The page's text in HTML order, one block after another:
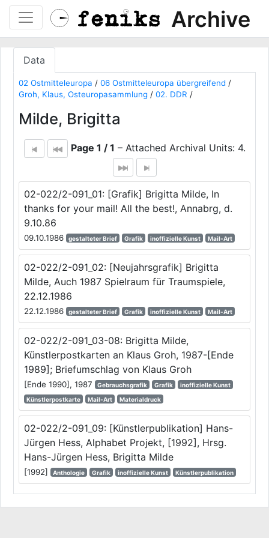
Archive
Data
02 Ostmitteleuropa / 06 Ostmitteleuropa übergreifend /
Groh, Klaus, Osteuropasammlung / 02. DDR /
Milde, Brigitta
Page 1 / 1 – Attached Archival Units: 4.
02-022/2-091_01: [Grafik] Brigitta Milde, In
thanks for your mail! All the best!, Annabrg, d.
9.10.86
09.10.1986 gestalteter Brief Grafik inoffizielle Kunst Mail-Art
02-022/2-091_02: [Neujahrsgrafik] Brigitta
Milde, Auch 1987 Spielraum für Traumspiele,
22.12.1986
22.12.1986 gestalteter Brief Grafik inoffizielle Kunst Mail-Art
02-022/2-091_03-08: Brigitta Milde,
Künstlerpostkarten an Klaus Groh, 1987-[Ende
1989]; Briefumschlag von Klaus Groh
[Ende 1990], 1987 Gebrauchsgrafik Grafik
inoffizielle Kunst
Künstlerpostkarte
Mail-Art Materialdruck
02-022/2-091_09: [Künstlerpublikation] Hans-
Jürgen Hess, Alphabet Projekt, [1992], Hrsg.
Hans-Jürgen Hess, Brigitta Milde
[1992] Anthologie Grafik inoffizielle Kunst Künstlerpublikation